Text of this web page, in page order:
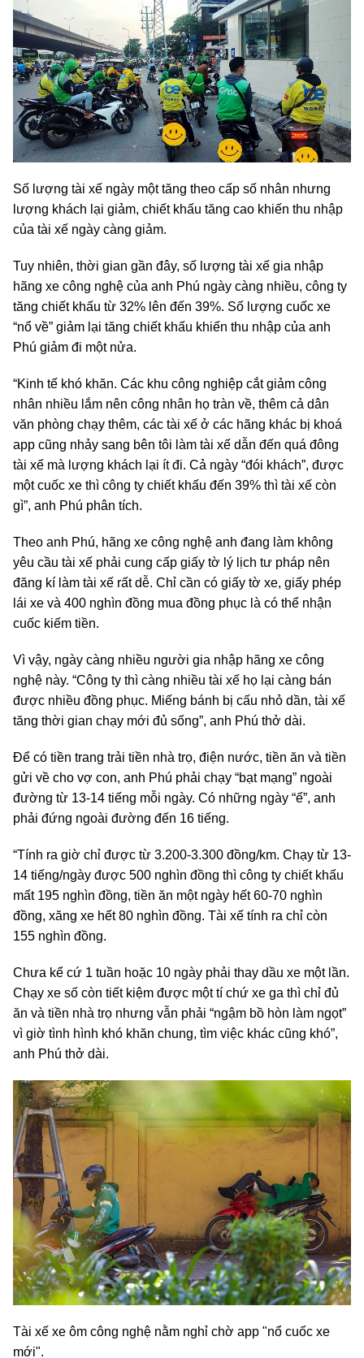
Số lượng tài xế ngày một tăng theo cấp số nhân nhưng
lượng khách lại giảm, chiết khấu tăng cao khiến thu nhập
của tài xế ngày càng giảm.
Tuy nhiên, thời gian gần đây, số lượng tài xế gia nhập
hãng xe công nghệ của anh Phú ngày càng nhiều, công ty
tăng chiết khấu từ 32% lên đến 39%. Số lượng cuốc xe
“nổ về” giảm lại tăng chiết khấu khiến thu nhập của anh
Phú giảm đi một nửa.
“Kinh tế khó khăn. Các khu công nghiệp cắt giảm công
nhân nhiều lắm nên công nhân họ tràn về, thêm cả dân
văn phòng chạy thêm, các tài xế ở các hãng khác bị khoá
app cũng nhảy sang bên tôi làm tài xế dẫn đến quá đông
tài xế mà lượng khách lại ít đi. Cả ngày “đói khách”, được
một cuốc xe thì công ty chiết khấu đến 39% thì tài xế còn
gì”, anh Phú phân tích.
Theo anh Phú, hãng xe công nghệ anh đang làm không
yêu cầu tài xế phải cung cấp giấy tờ lý lịch tư pháp nên
đăng kí làm tài xế rất dễ. Chỉ cần có giấy tờ xe, giấy phép
lái xe và 400 nghìn đồng mua đồng phục là có thể nhận
cuốc kiếm tiền.
Vì vậy, ngày càng nhiều người gia nhập hãng xe công
nghệ này. “Công ty thì càng nhiều tài xế họ lại càng bán
được nhiều đồng phục. Miếng bánh bị cấu nhỏ dần, tài xế
tăng thời gian chạy mới đủ sống”, anh Phú thở dài.
Để có tiền trang trải tiền nhà trọ, điện nước, tiền ăn và tiền
gửi về cho vợ con, anh Phú phải chạy “bạt mạng” ngoài
đường từ 13-14 tiếng mỗi ngày. Có những ngày “ế”, anh
phải đứng ngoài đường đến 16 tiếng.
“Tính ra giờ chỉ được từ 3.200-3.300 đồng/km. Chạy từ 13-
14 tiếng/ngày được 500 nghìn đồng thì công ty chiết khấu
mất 195 nghìn đồng, tiền ăn một ngày hết 60-70 nghìn
đồng, xăng xe hết 80 nghìn đồng. Tài xế tính ra chỉ còn
155 nghìn đồng.
Chưa kể cứ 1 tuần hoặc 10 ngày phải thay dầu xe một lần.
Chạy xe số còn tiết kiệm được một tí chứ xe ga thì chỉ đủ
ăn và tiền nhà trọ nhưng vẫn phải “ngậm bồ hòn làm ngọt”
vì giờ tình hình khó khăn chung, tìm việc khác cũng khó”,
anh Phú thở dài.
Tài xế xe ôm công nghệ nằm nghỉ chờ app "nổ cuốc xe
mới".